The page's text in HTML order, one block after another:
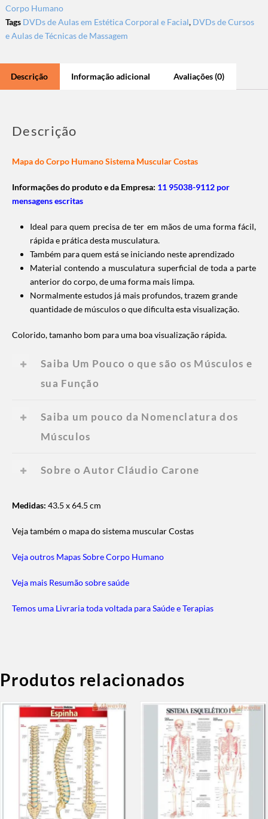
Corpo Humano
Tags DVDs de Aulas em Estética Corporal e Facial, DVDs de Cursos
e Aulas de Técnicas de Massagem
Descrição Informação adicional Avaliações (0)
Descrição
Mapa do Corpo Humano Sistema Muscular Costas
Informações do produto e da Empresa: 11 95038-9112 por
mensagens escritas
Ideal para quem precisa de ter em mãos de uma forma fácil,
rápida e prática desta musculatura.
Também para quem está se iniciando neste aprendizado
Material contendo a musculatura superficial de toda a parte
anterior do corpo, de uma forma mais limpa.
Normalmente estudos já mais profundos, trazem grande
quantidade de músculos o que dificulta esta visualização.
Colorido, tamanho bom para uma boa visualização rápida.
Saiba Um Pouco o que são os Músculos e
sua Função
Saiba um pouco da Nomenclatura dos
Músculos
Sobre o Autor Cláudio Carone
Medidas: 43.5 x 64.5 cm
Veja também o mapa do sistema muscular Costas
Veja outros Mapas Sobre Corpo Humano
Veja mais Resumão sobre saúde
Temos uma Livraria toda voltada para Saúde e Terapias
Produtos relacionados